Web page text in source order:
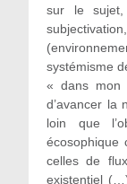
sur le sujet,
systémisme
« dans mon
d’avancer la
loin que
écosophique
celles de
existentiel